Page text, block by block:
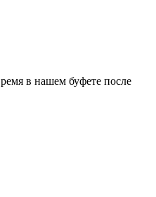
в нашем буфете после